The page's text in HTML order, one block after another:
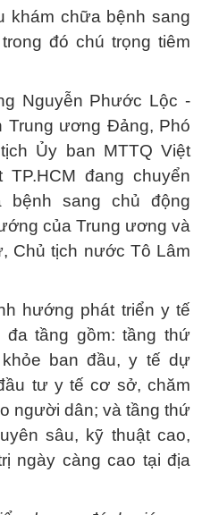
khám chữa bệnh sang
đó chú trọng tiêm
Nguyễn Phước Lộc -
Trung ương Đảng, Phó
Ủy ban MTTQ Việt
TP.HCM đang chuyển
sang chủ động
của Trung ương và
Chủ tịch nước Tô Lâm
hướng phát triển y tế
tầng gồm: tầng thứ
ban đầu, y tế dự
tư y tế cơ sở, chăm
người dân; và tầng thứ
sâu, kỹ thuật cao,
ngày càng cao tại địa